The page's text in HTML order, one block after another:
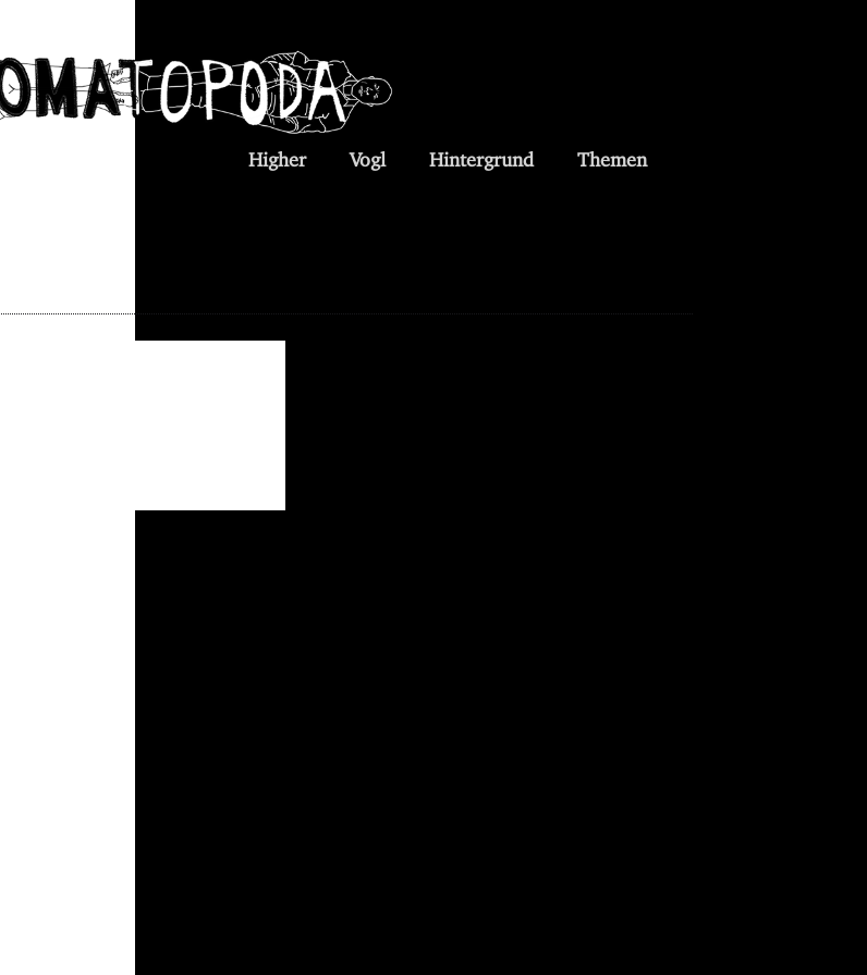
Higher Vogl Hintergrund Themen